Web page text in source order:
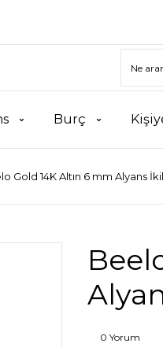
Burç
Gold 14K Altın 6 mm Alyans
0 Yorum